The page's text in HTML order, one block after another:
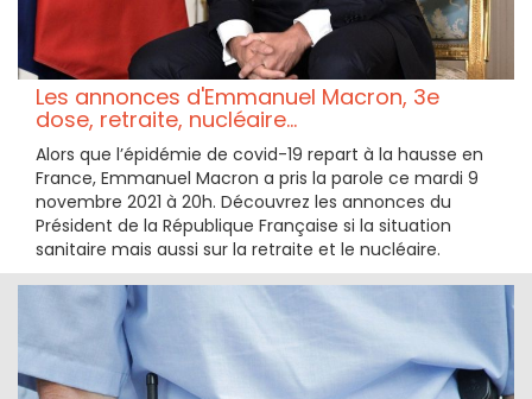
Les annonces d'Emmanuel Macron, 3e
dose, retraite, nucléaire...
Alors que l’épidémie de covid-19 repart à la hausse en
France, Emmanuel Macron a pris la parole ce mardi 9
novembre 2021 à 20h. Découvrez les annonces du
Président de la République Française si la situation
sanitaire mais aussi sur la retraite et le nucléaire.